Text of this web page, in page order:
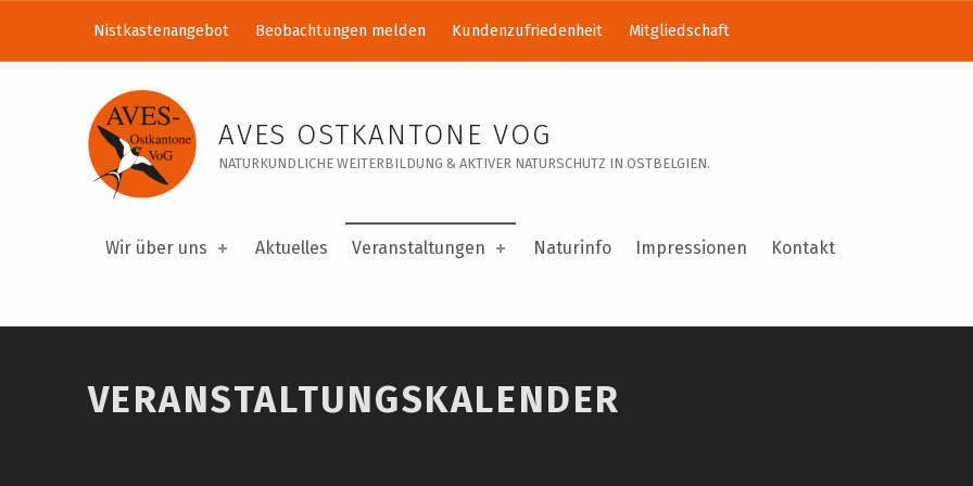
Veranstaltungskalender – AVES Ostkantone VoG
AVES OSTKANTONE VOG
NATURKUNDLICHE WEITERBILDUNG & AKTIVER NATURSCHUTZ IN OSTBELGIEN.
Wir über uns Aktuelles Veranstaltungen Naturinfo Impressionen Kontakt
Nistkastenangebot Beobachtungen melden Kundenzufriedenheit Mitgliedschaft
VERANSTALTUNGSKALENDER